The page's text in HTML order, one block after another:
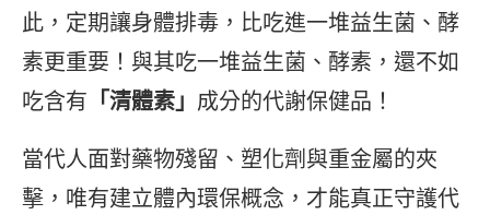
此，定期讓身體排毒，比吃進一堆益生菌、酵
素更重要！與其吃一堆益生菌、酵素，還不如
吃含有 「清體素」 成分的代謝保健品！
當代人面對藥物殘留、塑化劑與重金屬的夾
擊，唯有建立體內環保概念，才能真正守護代